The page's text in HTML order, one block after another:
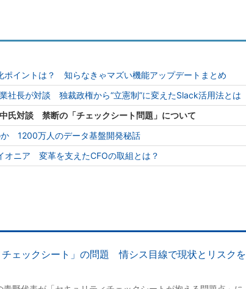
イントは？ 知らなきゃマズい機能アップデートまとめ
社長が対談 独裁政権から“立憲制”に変えたSlack活用法とは
氏対談 禁断の「チェックシート問題」について
か 1200万人のデータ基盤開発秘話
オニア 変革を支えたCFOの取組とは？
ェックシート」の問題 情シス目線で現状とリスクを